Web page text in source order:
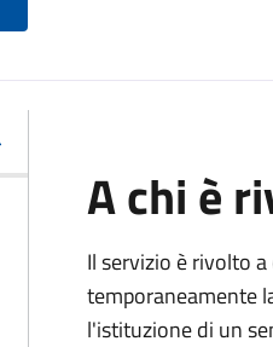
A chi è
Il servizio è rivolto
temporaneamente
l'istituzione di un